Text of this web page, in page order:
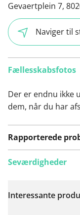
Gevaertplein 7,
Naviger til
Fællesskabsfotos
Der er endnu ikke
dem, når du har
Rapporterede
Se på kort
Seværdigheder
Interessante